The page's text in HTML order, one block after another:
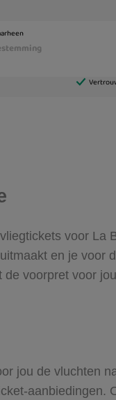
voor La
en je voor
voorpret voor
jou de vluchten